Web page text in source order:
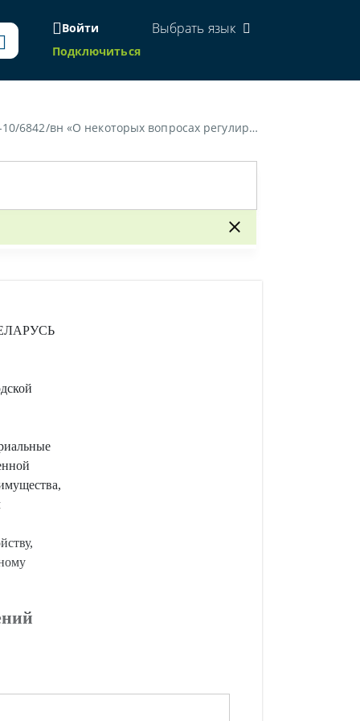
Войти
Подключиться
Выбрать язык
регулирования земельно-имущественных отношений»